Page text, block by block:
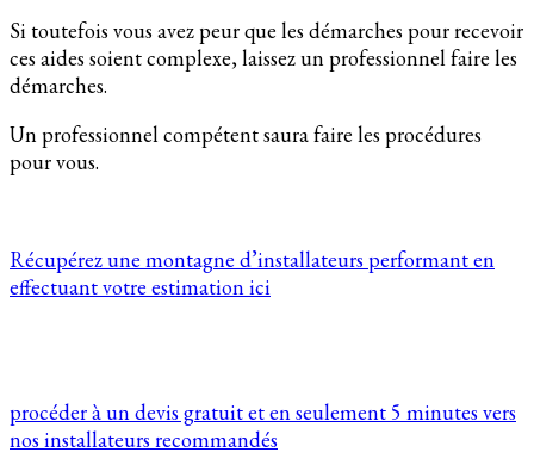
Si toutefois vous avez peur que les démarches pour recevoir
ces aides soient complexe, laissez un professionnel faire les
démarches.
Un professionnel compétent saura faire les procédures
pour vous.
Récupérez une montagne d’installateurs performant en
effectuant votre estimation ici
procéder à un devis gratuit et en seulement 5 minutes vers
nos installateurs recommandés